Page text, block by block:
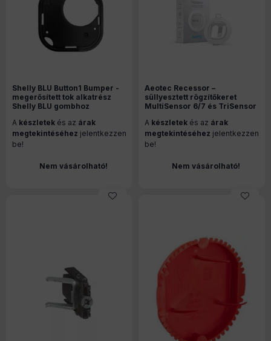
Shelly BLU Button1 Bumper -
megerősített tok alkatrész
Shelly BLU gombhoz
A készletek és az árak
megtekintéséhez jelentkezzen
be!
Nem vásárolható!
Aeotec Recessor –
süllyesztett rögzítőkeret
MultiSensor 6/7 és TriSensor
A készletek és az árak
megtekintéséhez jelentkezzen
be!
Nem vásárolható!